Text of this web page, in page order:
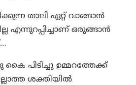
താലി ഏറ്റ് വാങ്ങാൻ
എന്നുറപ്പിച്ചാണ് ഒരുങ്ങാൻ
പിടിച്ചു ഉമ്മറത്തേക്ക്
ശക്തിയിൽ